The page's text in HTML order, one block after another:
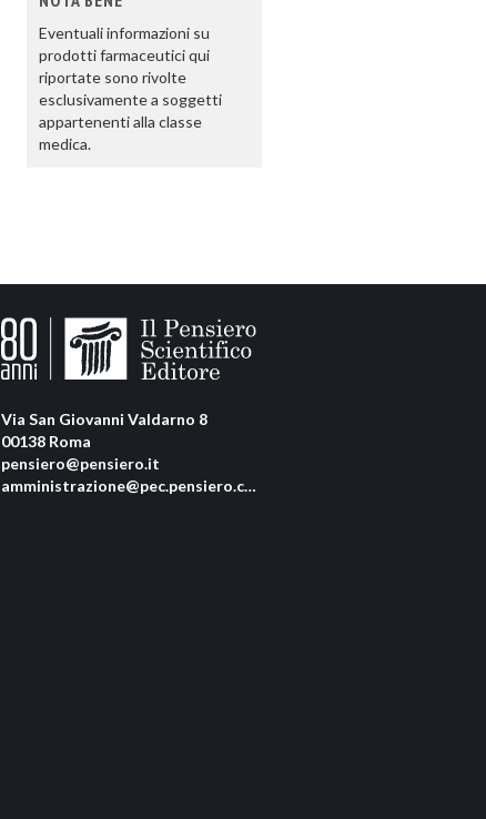
Eventuali informazioni su
prodotti farmaceutici qui
riportate sono rivolte
esclusivamente a soggetti
appartenenti alla classe
medica.
Via San Giovanni Valdarno 8
00138 Roma
pensiero@pensiero.it
amministrazione@pec.pensiero.com